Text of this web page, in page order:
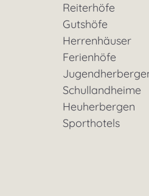
Reiterhöfe
Gutshöfe
Herrenhäuser
Ferienhöfe
Schullandheime
Heuherbergen
Sporthotels